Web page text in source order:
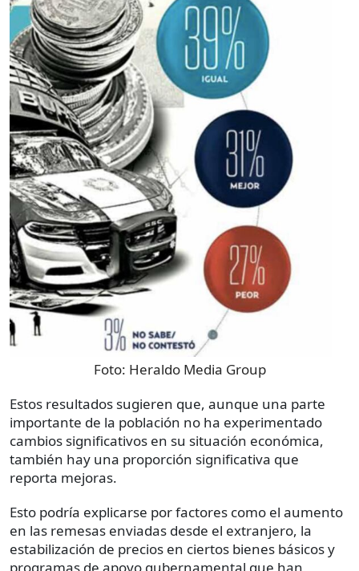
Foto: Heraldo Media Group
Estos resultados sugieren que, aunque una parte
importante de la población no ha experimentado
cambios significativos en su situación económica,
también hay una proporción significativa que
reporta mejoras.
Esto podría explicarse por factores como el aumento
en las remesas enviadas desde el extranjero, la
estabilización de precios en ciertos bienes básicos y